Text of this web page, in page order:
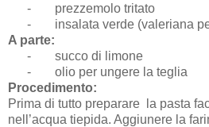
-
prezzemolo tritato
-
insalata verde (valeriana
A parte:
-
succo di limone
-
olio per ungere la teglia
Procedimento:
Prima di tutto preparare la pasta
nell’acqua tiepida. Aggiunere la